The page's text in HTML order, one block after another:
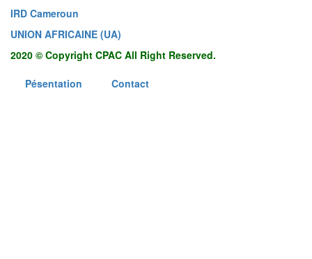
IRD Cameroun
UNION AFRICAINE (UA)
2020 © Copyright CPAC All Right Reserved.
Pésentation Contact